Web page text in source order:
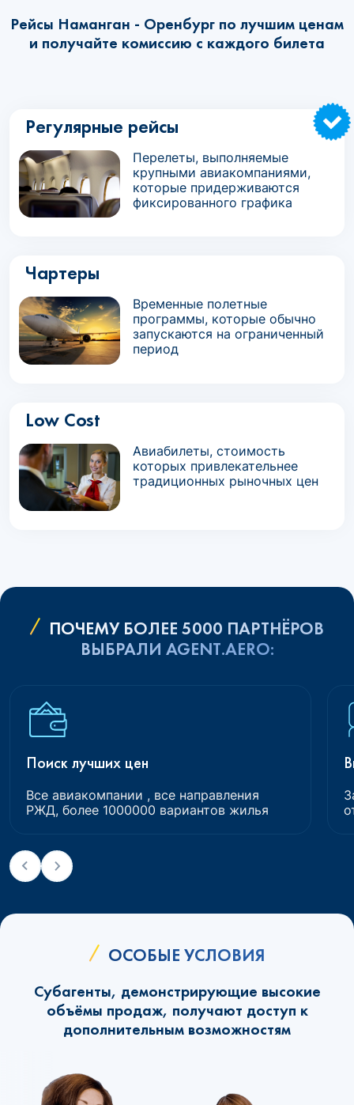
Рейсы Наманган - Оренбург по лучшим ценам
и получайте комиссию с каждого билета
Регулярные рейсы
Перелеты, выполняемые
крупными авиакомпаниями,
которые придерживаются
фиксированного графика
Чартеры
Временные полетные
программы, которые обычно
запускаются на ограниченный
период
Low Cost
Авиабилеты, стоимость
которых привлекательнее
традиционных рыночных цен
ПОЧЕМУ БОЛЕЕ 5000 ПАРТНЁРОВ
ВЫБРАЛИ AGENT.AERO:
Поиск лучших цен
Все авиакомпании , все направления
РЖД, более 1000000 вариантов жилья
ОСОБЫЕ УСЛОВИЯ
Субагенты, демонстрирующие высокие
объёмы продаж, получают доступ к
дополнительным возможностям